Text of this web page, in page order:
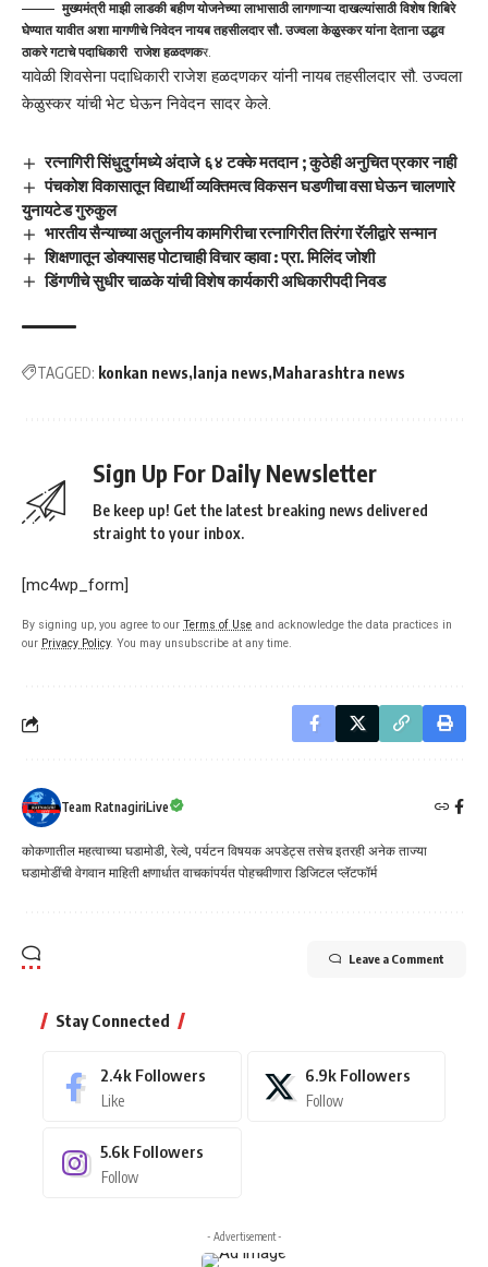
मुख्यमंत्री माझी लाडकी बहीण योजनेच्या लाभासाठी लागणाऱ्या दाखल्यांसाठी विशेष शिबिरे
घेण्यात यावीत अशा मागणीचे निवेदन नायब तहसीलदार सौ. उज्वला केळुस्कर यांना देताना उद्धव
ठाकरे गटाचे पदाधिकारी राजेश हळदणकर.
यावेळी शिवसेना पदाधिकारी राजेश हळदणकर यांनी नायब तहसीलदार सौ. उज्वला
केळुस्कर यांची भेट घेऊन निवेदन सादर केले.
रत्नागिरी सिंधुदुर्गमध्ये अंदाजे ६४ टक्के मतदान ; कुठेही अनुचित प्रकार नाही
पंचकोश विकासातून विद्यार्थी व्यक्तिमत्व विकसन घडणीचा वसा घेऊन चालणारे
युनायटेड गुरुकुल
भारतीय सैन्याच्या अतुलनीय कामगिरीचा रत्नागिरीत तिरंगा रॅलीद्वारे सन्मान
शिक्षणातून डोक्यासह पोटाचाही विचार व्हावा : प्रा. मिलिंद जोशी
डिंगणीचे सुधीर चाळके यांची विशेष कार्यकारी अधिकारीपदी निवड
TAGGED: konkan news lanja news Maharashtra news
Sign Up For Daily Newsletter
Be keep up! Get the latest breaking news delivered
straight to your inbox.
[mc4wp_form]
By signing up, you agree to our Terms of Use and acknowledge the data practices in
our Privacy Policy. You may unsubscribe at any time.
Team RatnagiriLive
कोकणातील महत्वाच्या घडामोडी, रेल्वे, पर्यटन विषयक अपडेट्स तसेच इतरही अनेक ताज्या
घडामोडींची वेगवान माहिती क्षणार्धात वाचकांपर्यत पोहचवीणारा डिजिटल प्लॅटफॉर्म
Leave a Comment
Stay Connected
2.4k Followers
Like
6.9k Followers
Follow
5.6k Followers
Follow
- Advertisement -